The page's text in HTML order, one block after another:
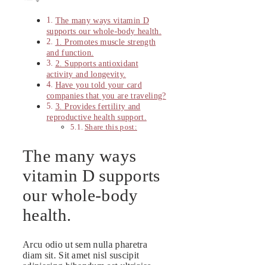
The many ways vitamin D
supports our whole-body health.
1. Promotes muscle strength
and function.
2. Supports antioxidant
activity and longevity.
Have you told your card
companies that you are traveling?
3. Provides fertility and
reproductive health support.
Share this post:
The many ways
vitamin D supports
our whole-body
health.
Arcu odio ut sem nulla pharetra
diam sit. Sit amet nisl suscipit